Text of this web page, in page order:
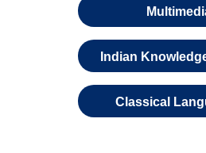
Indian
Classical